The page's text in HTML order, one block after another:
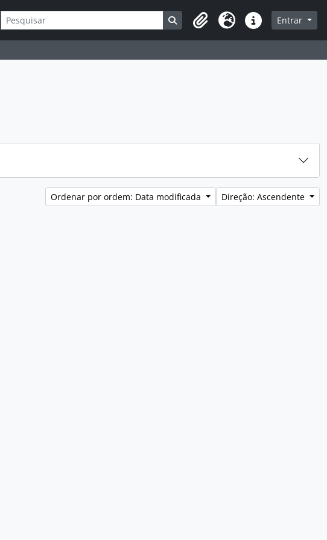
de busca Busque na página de navegação
Área de transferência
Idioma Ligações rápidas
Entrar
Ordenar por ordem: Data modificada Direção: Ascendente